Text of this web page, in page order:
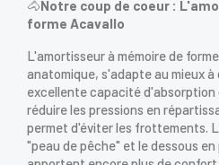
🐴Notre coup de coeur :
forme Acavallo
L'amortisseur à mémoire de
anatomique, s'adapte au mieux à
excellente capacité d'absorption
réduire les pressions en
permet d'éviter les frottements.
"peau de pêche" et le dessous